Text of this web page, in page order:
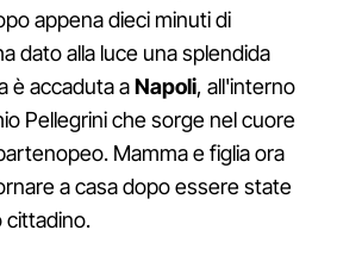
appena dieci minuti di
dato alla luce una splendida
è accaduta aNapoli, all'interno
Pellegrini che sorge nel cuore
Mamma e figlia ora
a casa dopo essere state
cittadino.